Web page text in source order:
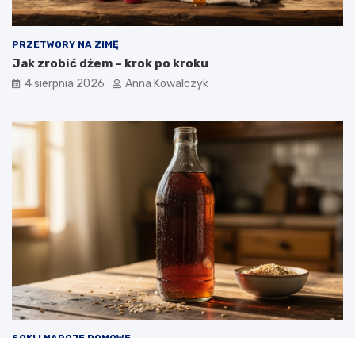
PRZETWORY NA ZIMĘ
Jak zrobić dżem – krok po kroku
4 sierpnia 2026 Anna Kowalczyk